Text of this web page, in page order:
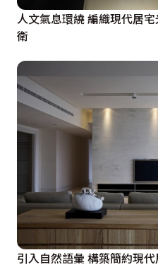
人文氣息環繞 編織現代居
衛
引入自然語彙 構築簡約現